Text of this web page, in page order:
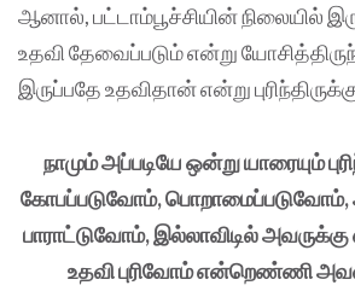
ஆனால், பட்டாம்பூச்சியின் நிலையில்
உதவி தேவைப்படும் என்று
இருப்பதே உதவிதான் என்று
நாமும் அப்படியே ஒன்று யாரையும்
கோபப்படுவோம்,
பாராட்டுவோம், இல்லாவிடில்
உதவி புரிவோம் என்றெண்ணி